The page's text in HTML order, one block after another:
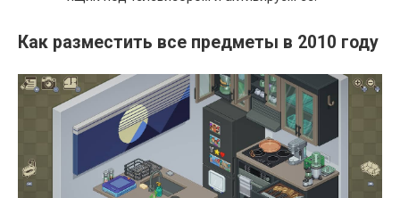
Как разместить все предметы в 2010 году